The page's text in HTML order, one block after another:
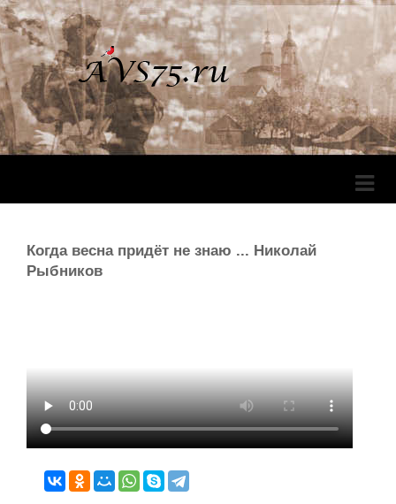
Когда весна придёт не знаю ... Николай
Рыбников